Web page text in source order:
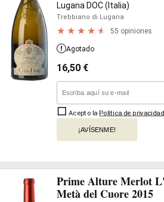
Lugana DOC (Italia)
Trebbiano di Lugana
55 opiniones
Agotado
16,50 €
Acepto la Política de privacidad
¡AVÍSENME!
Prime Alture Merlot
Metà del Cuore 2015